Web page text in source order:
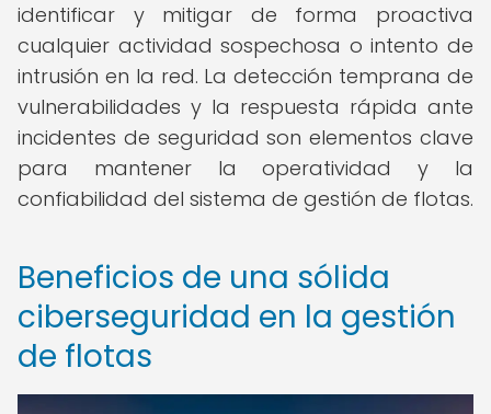
identificar y mitigar de forma proactiva
cualquier actividad sospechosa o intento de
intrusión en la red. La detección temprana de
vulnerabilidades y la respuesta rápida ante
incidentes de seguridad son elementos clave
para mantener la operatividad y la
confiabilidad del sistema de gestión de flotas.
Beneficios de una sólida
ciberseguridad en la gestión
de flotas